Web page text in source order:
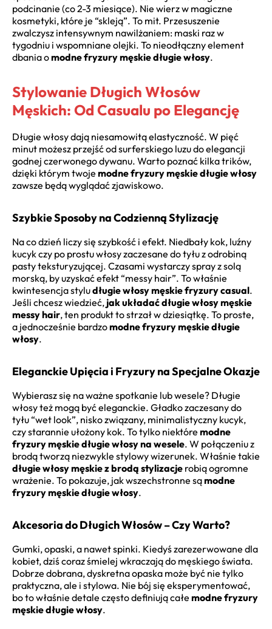
podcinanie (co 2-3 miesiące). Nie wierz w magiczne
kosmetyki, które je “skleją”. To mit. Przesuszenie
zwalczysz intensywnym nawilżaniem: maski raz w
tygodniu i wspomniane olejki. To nieodłączny element
dbania omodne fryzury męskie długie włosy.
Stylowanie Długich Włosów
Męskich: Od Casualu po Elegancję
Długie włosy dają niesamowitą elastyczność. W pięć
minut możesz przejść od surferskiego luzu do elegancji
godnej czerwonego dywanu. Warto poznać kilka trików,
dzięki którym twoje modne fryzury męskie długie włosy
zawsze będą wyglądać zjawiskowo.
Szybkie Sposoby na Codzienną Stylizację
Na co dzień liczy się szybkość i efekt. Niedbały kok, luźny
kucyk czy po prostu włosy zaczesane do tyłu z odrobiną
pasty teksturyzującej. Czasami wystarczy spray z solą
morską, by uzyskać efekt “messy hair”. To właśnie
kwintesencja styludługie włosy męskie fryzury casual.
Jeśli chcesz wiedzieć, jak układać długie włosy męskie
messy hair, ten produkt to strzał w dziesiątkę. To proste,
a jednocześnie bardzomodne fryzury męskie długie
włosy.
Eleganckie Upięcia i Fryzury na Specjalne Okazje
Wybierasz się na ważne spotkanie lub wesele? Długie
włosy też mogą być eleganckie. Gładko zaczesany do
tyłu “wet look”, nisko związany, minimalistyczny kucyk,
czy starannie ułożony kok. To tylko niektóre modne
fryzury męskie długie włosy na wesele. W połączeniu z
brodą tworzą niezwykle stylowy wizerunek. Właśnie takie
długie włosy męskie z brodą stylizacje robią ogromne
wrażenie. To pokazuje, jak wszechstronne sąmodne
fryzury męskie długie włosy.
Akcesoria do Długich Włosów – Czy Warto?
Gumki, opaski, a nawet spinki. Kiedyś zarezerwowane dla
kobiet, dziś coraz śmielej wkraczają do męskiego świata.
Dobrze dobrana, dyskretna opaska może być nie tylko
praktyczna, ale i stylowa. Nie bój się eksperymentować,
bo to właśnie detale często definiują całe modne fryzury
męskie długie włosy.